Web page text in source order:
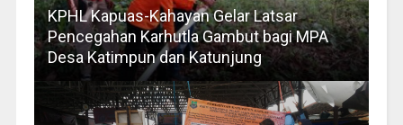
KPHL Kapuas-Kahayan Gelar Latsar
Pencegahan Karhutla Gambut bagi MPA
Desa Katimpun dan Katunjung